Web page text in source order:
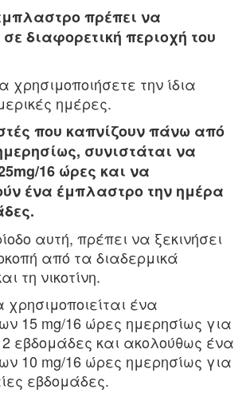
πρέπει να
διαφορετική περιοχή του
την ίδια
ημέρες.
που καπνίζουν πάνω από
συνιστάται να
16 ώρες και να
ένα έμπλαστρο την ημέρα
αυτή, πρέπει να ξεκινήσει
από τα διαδερμικά
τη νικοτίνη.
ένα
15 mg/16 ώρες ημερησίως για
2 εβδομάδες και ακολούθως ένα
10 mg/16 ώρες ημερησίως για
εβδομάδες.